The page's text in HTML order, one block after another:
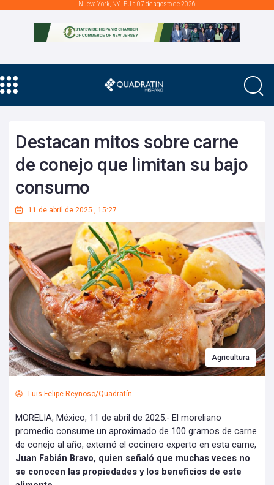
Nueva York, NY., EU a 07 de agosto de 2026
Destacan mitos sobre carne
de conejo que limitan su bajo
consumo
11 de abril de 2025 , 15:27
Agricultura
Luis Felipe Reynoso/Quadratín
MORELIA, México, 11 de abril de 2025.- El moreliano
promedio consume un aproximado de 100 gramos de carne
de conejo al año, externó el cocinero experto en esta carne,
Juan Fabián Bravo, quien señaló que muchas veces no
se conocen las propiedades y los beneficios de este